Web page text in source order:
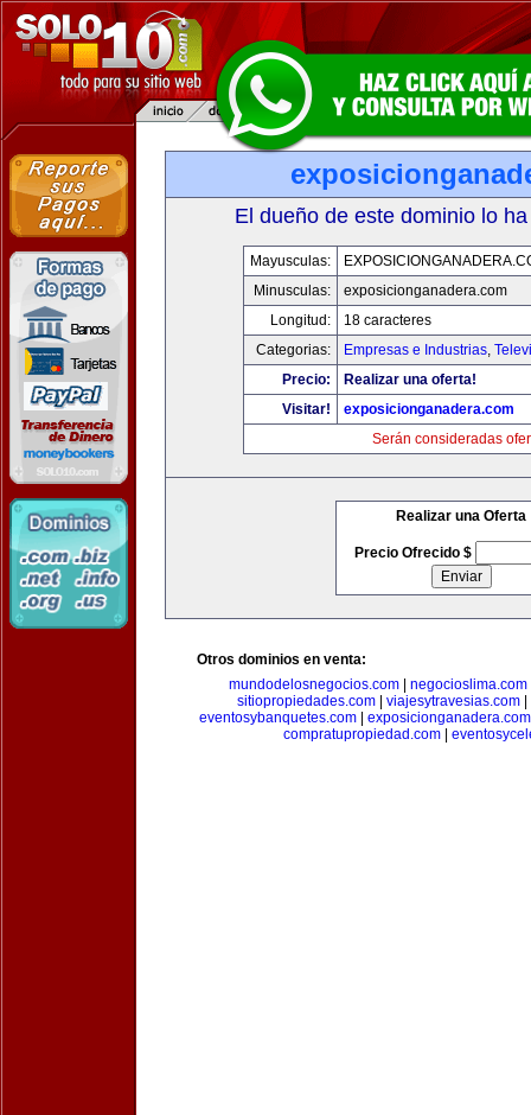
El dueño de este dominio lo
Mayusculas:
Minusculas:
exposicionganadera.com
Longitud:
18 caracteres
Categorias:
Empresas e Industrias,
Precio:
Realizar una oferta!
Visitar!
exposicionganadera.com
Serán consideradas
Realizar una Oferta
Precio Ofrecido $
Otros dominios en venta:
mundodelosnegocios.com| negocioslima.com
sitiopropiedades.com| viajesytravesias.com|
eventosybanquetes.com| exposicionganadera.com
compratupropiedad.com